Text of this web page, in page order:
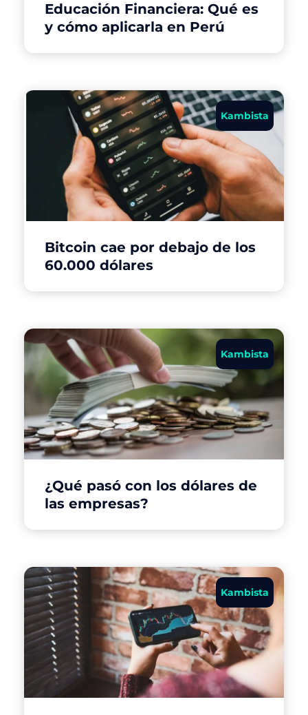
Educación Financiera: Qué es
y cómo aplicarla en Perú
Kambista
Bitcoin cae por debajo de los
60.000 dólares
Kambista
¿Qué pasó con los dólares de
las empresas?
Kambista